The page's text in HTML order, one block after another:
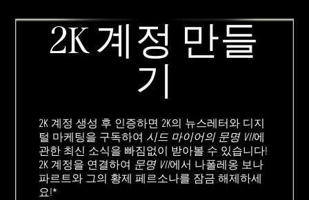
2K 계정 만들
기
2K 계정 생성 후 인증하면 2K의 뉴스레터와 디지
털 마케팅을 구독하여 시드 마이어의 문명 VII에
관한 최신 소식을 빠짐없이 받아볼 수 있습니다!
2K 계정을 연결하여 문명 VII에서 나폴레옹 보나
파르트와 그의 황제 페르소나를 잠금 해제하세
요!*